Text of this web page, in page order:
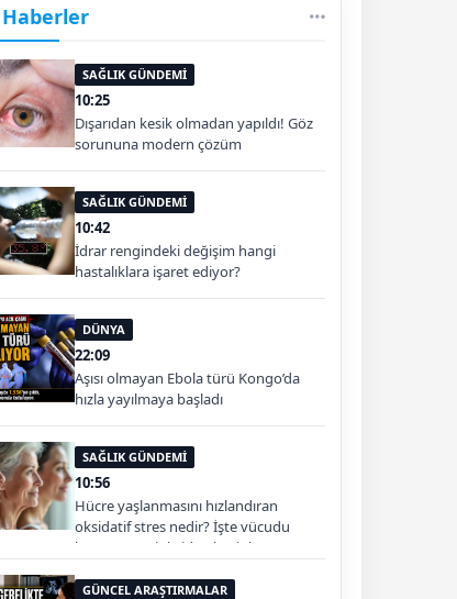
Haberler
SAĞLIK GÜNDEMİ
10:25
Dışarıdan kesik olmadan yapıldı! Göz
sorununa modern çözüm
SAĞLIK GÜNDEMİ
10:42
İdrar rengindeki değişim hangi
hastalıklara işaret ediyor?
DÜNYA
22:09
Aşısı olmayan Ebola türü Kongo’da
hızla yayılmaya başladı
SAĞLIK GÜNDEMİ
10:56
Hücre yaşlanmasını hızlandıran
oksidatif stres nedir? İşte vücudu
koruyan antioksidan besinler
GÜNCEL ARAŞTIRMALAR